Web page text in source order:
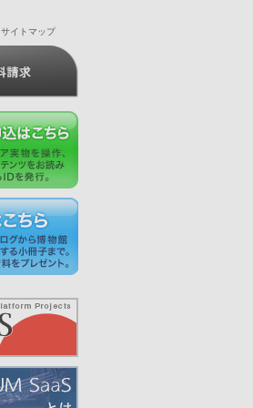
サイトマップ